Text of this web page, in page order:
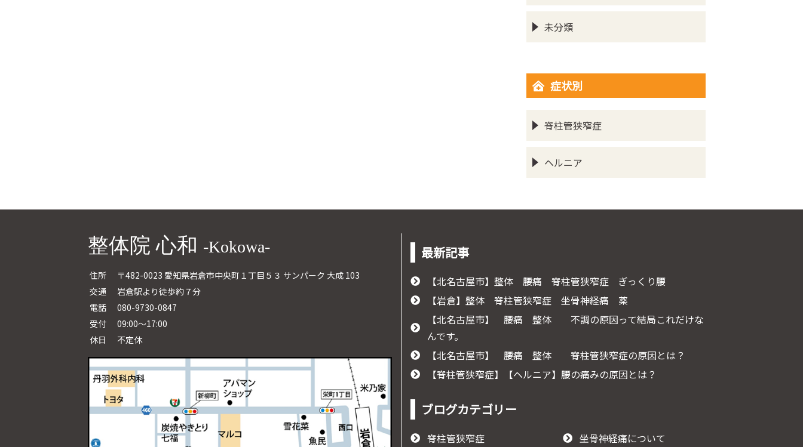
未分類
症状別
脊柱管狭窄症
ヘルニア
整体院 心和 -Kokowa-
住所
〒482-0023 愛知県岩倉市中央町１丁目５３ サンパーク 大成 103
交通
岩倉駅より徒歩約７分
電話
080-9730-0847
受付
09:00～17:00
休日
不定休
最新記事
【北名古屋市】整体 腰痛 脊柱管狭窄症 ぎっくり腰
【岩倉】整体 脊柱管狭窄症 坐骨神経痛 薬
【北名古屋市】 腰痛 整体 不調の原因って結局これだけな
んです。
【北名古屋市】 腰痛 整体 脊柱管狭窄症の原因とは？
【脊柱管狭窄症】【ヘルニア】腰の痛みの原因とは？
ブログカテゴリー
脊柱管狭窄症 坐骨神経痛について